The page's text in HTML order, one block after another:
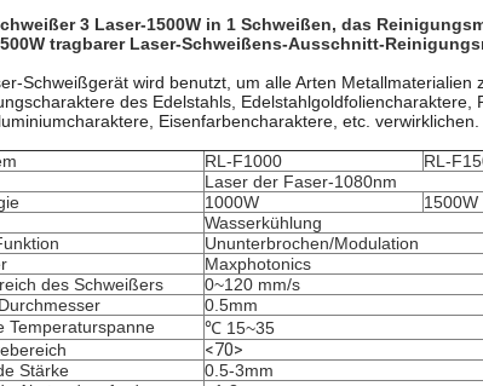
3 Laser-1500W in 1 Schweißen, das
tragbarer Laser-Schweißens-Ausschnitt-
Schweißgerät wird benutzt, um alle Arten Metallmaterialien
des Edelstahls, Edelstahlgoldfoliencharaktere,
Eisenfarbencharaktere, etc. verwirklichen.
RL-F1000
RL-
Laser der Faser-1080nm
1000W
1500W
Wasserkühlung
Ununterbrochen/Modulation
Maxphotonics
des Schweißers
0~120 mm/s
0.5mm
Temperaturspanne
℃ 15~35
<70>
Stärke
0.5-3mm